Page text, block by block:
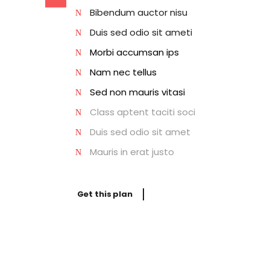
Bibendum auctor nisu
Duis sed odio sit ameti
Morbi accumsan ips
Nam nec tellus
Sed non mauris vitasi
Class aptent taciti soci
Duis sed odio sit amet
Mauris in erat justo
Get this plan